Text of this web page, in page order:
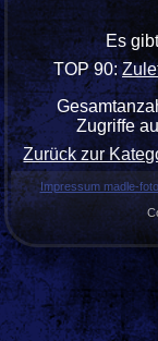
Es
TOP 90:
Zugriffe
Zurück zur
Impressum madle-